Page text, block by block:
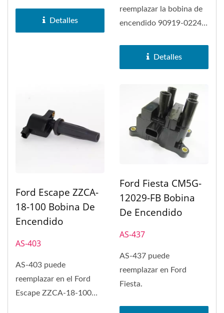
Detalles
reemplazar la bobina de
encendido 90919-02247
Toyota Camry,...
Detalles
Ford Escape ZZCA-
18-100 Bobina De
Encendido
AS-403
AS-403 puede
reemplazar en el Ford
Escape ZZCA-18-100
Ford Fiesta CM5G-
12029-FB Bobina
De Encendido
AS-437
AS-437 puede
reemplazar en Ford
Fiesta.